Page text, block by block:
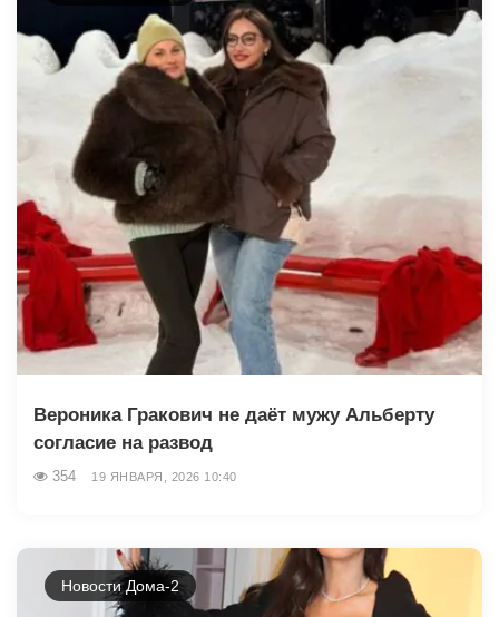
Вероника Гракович не даёт мужу Альберту
согласие на развод
354 19 ЯНВАРЯ, 2026 10:40
Новости Дома-2